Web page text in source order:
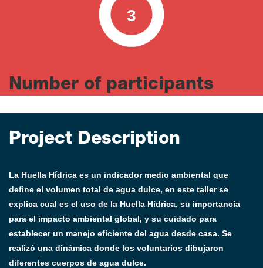
3
0 100
Number of participants
Project Description
La Huella Hídrica es un indicador medio ambiental que
define el volumen total de agua dulce, en este taller se
explica cual es el uso de la Huella Hídrica, su importancia
para el impacto ambiental global, y su cuidado para
establecer un manejo eficiente del agua desde casa. Se
realizó una dinámica donde los voluntarios dibujaron
diferentes cuerpos de agua dulce.